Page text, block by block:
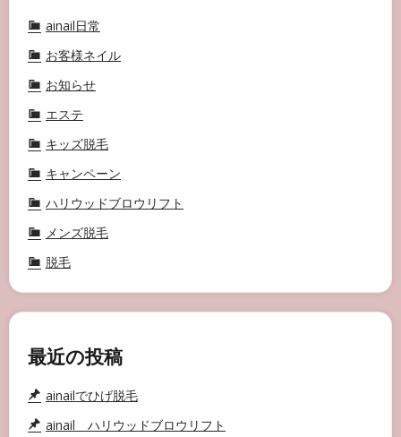
ainail日常
お客様ネイル
お知らせ
エステ
キッズ脱毛
キャンペーン
ハリウッドブロウリフト
メンズ脱毛
脱毛
最近の投稿
ainailでひげ脱毛
ainail ハリウッドブロウリフト